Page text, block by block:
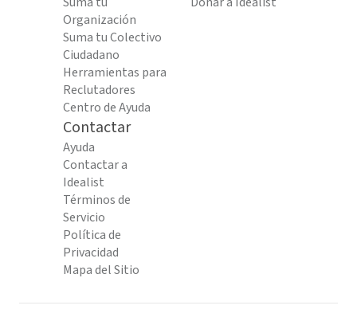
Organización
Suma tu Colectivo
Ciudadano
Herramientas para
Reclutadores
Centro de Ayuda
Contactar
Ayuda
Contactar a
Idealist
Términos de
Servicio
Política de
Privacidad
Mapa del Sitio